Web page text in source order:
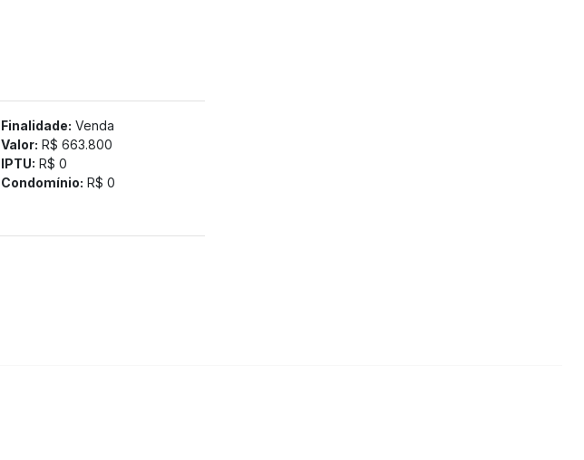
Finalidade: Venda
Valor: R$ 663.800
IPTU: R$ 0
Condomínio: R$ 0